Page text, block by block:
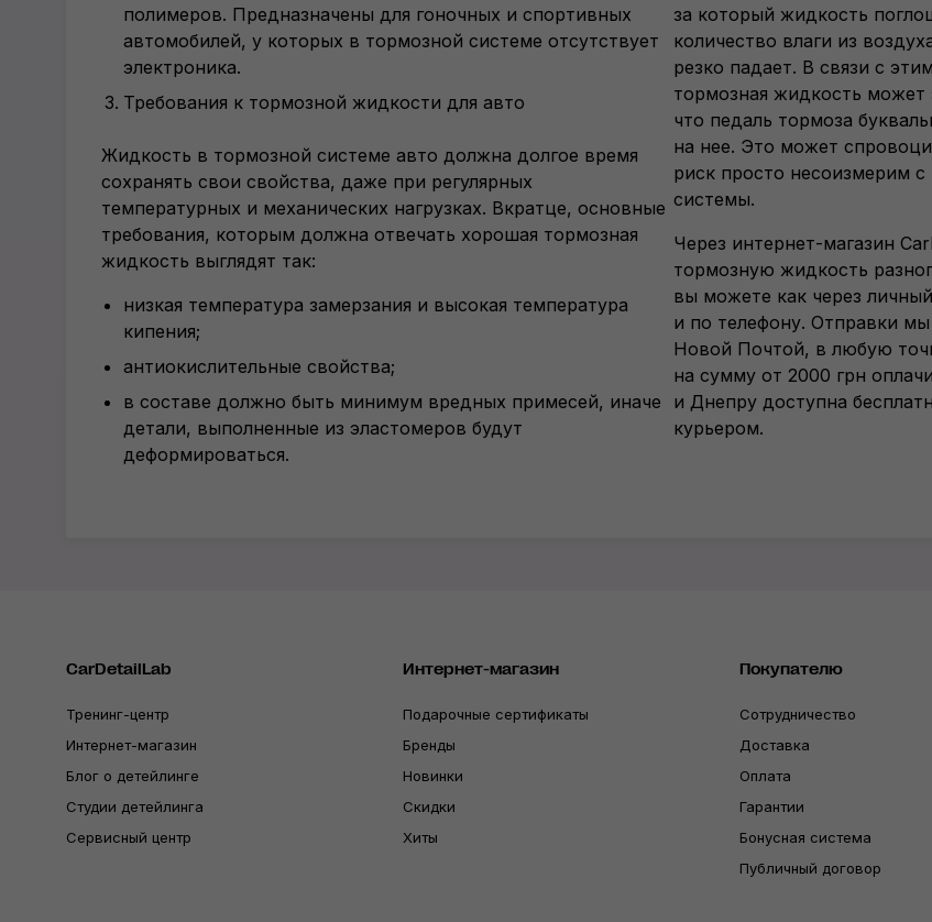
полимеров. Предназначены для гоночных и спортивных
автомобилей, у которых в тормозной системе отсутствует
электроника.
Требования к тормозной жидкости для авто
Жидкость в тормозной системе авто должна долгое время
сохранять свои свойства, даже при регулярных
температурных и механических нагрузках. Вкратце, основные
требования, которым должна отвечать хорошая тормозная
жидкость выглядят так:
низкая температура замерзания и высокая температура
кипения;
антиокислительные свойства;
в составе должно быть минимум вредных примесей, иначе
детали, выполненные из эластомеров будут
деформироваться.
за который жидкость
количество влаги из
резко падает. В связи с
тормозная жидкость может
что педаль тормоза
на нее. Это может
риск просто несоизмерим
системы.
Через интернет-магазин
тормозную жидкость
вы можете как через
и по телефону. Отправки
Новой Почтой, в любую
на сумму от 2000 грн
и Днепру доступна
курьером.
CarDetailLab
Тренинг-центр
Интернет-магазин
Блог о детейлинге
Студии детейлинга
Сервисный центр
Интернет-магазин
Подарочные сертификаты
Бренды
Новинки
Скидки
Хиты
Покупателю
Сотрудничество
Доставка
Оплата
Гарантии
Бонусная система
Публичный договор